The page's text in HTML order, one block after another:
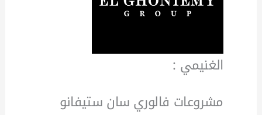
الغنيمي :
مشروعات فالوري سان ستيفانو